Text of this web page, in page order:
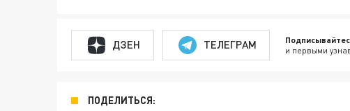
ДЗЕН ТЕЛЕГРАМ и первыми
ПОДЕЛИТЬСЯ: